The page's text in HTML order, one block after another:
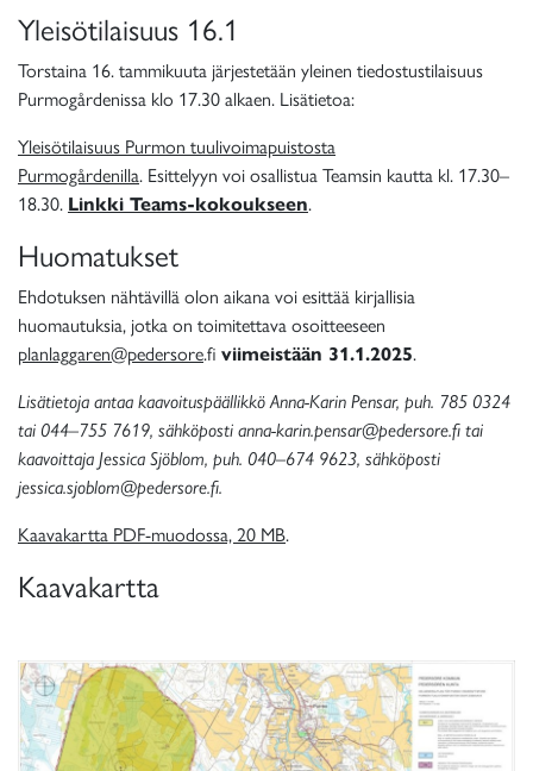
Yleisötilaisuus 16.1
Torstaina 16. tammikuuta järjestetään yleinen tiedostustilaisuus
Purmogårdenissa klo 17.30 alkaen. Lisätietoa:
Yleisötilaisuus Purmon tuulivoimapuistosta
Purmogårdenilla. Esittelyyn voi osallistua Teamsin kautta kl. 17.30–
18.30. Linkki Teams-kokoukseen.
Huomatukset
Ehdotuksen nähtävillä olon aikana voi esittää kirjallisia
huomautuksia, jotka on toimitettava osoitteeseen
planlaggaren@pedersore.fi viimeistään 31.1.2025.
Lisätietoja antaa kaavoituspäällikkö Anna-Karin Pensar, puh. 785 0324
tai 044–755 7619, sähköposti anna-karin.pensar@pedersore.fi tai
kaavoittaja Jessica Sjöblom, puh. 040–674 9623, sähköposti
jessica.sjoblom@pedersore.fi.
Kaavakartta PDF-muodossa, 20 MB.
Kaavakartta